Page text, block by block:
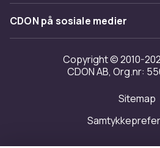
Kundeanmeldelser
Jobbe på CDON
Investor relations
Tilgjengelighet
Merchant Help Center
CDON på sosiale medier
Copyright © 2010-
CDON AB, Org.nr:
Sitemap